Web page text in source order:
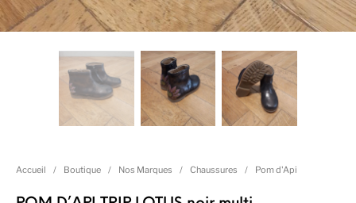
Accueil / Boutique / Nos Marques / Chaussures / Pom d'Api